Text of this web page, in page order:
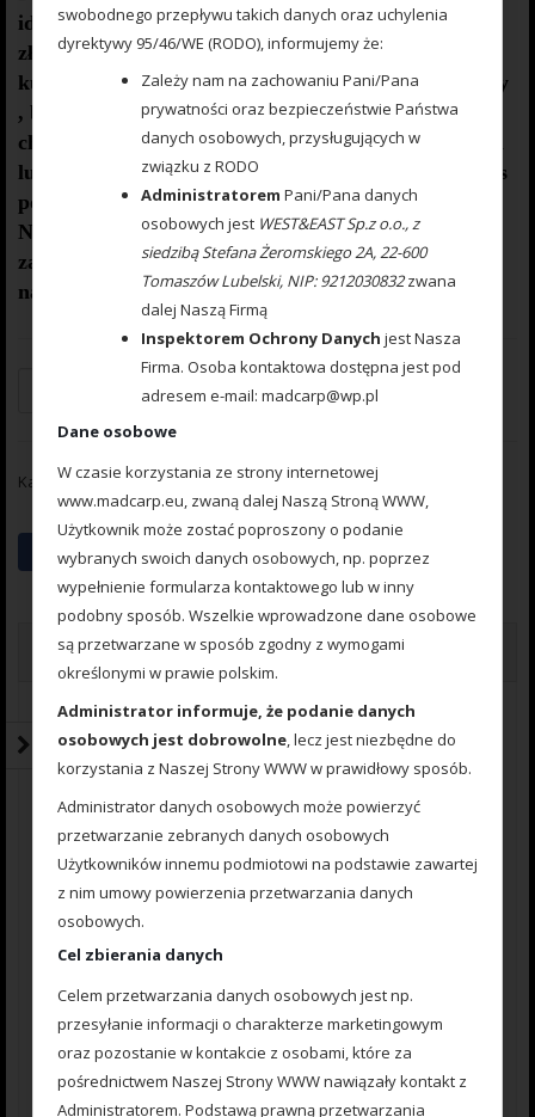
idealna do wszystkich metod gruntowych. Do
złudzenia przypominająca naturalne ziarno
kukurydzy. Idealnie wchłania i długo utrzymuje dipy
, boostery , itp. . Przydatna wszędzie tam gdzie
chcemy by nasza przynęta nie zniknęła w roślinności
lub mule. Ponadto w celu ułatwienia zaczepu na włos
posiada mikro otwór i wgłębienie dla stoperka .
Najlepsze efekty daje gdy się ją zadipuje i
zaprezentuje na haczyku razem z innymi , również
naturalnymi przynętami. 10 sztuk w opakowaniu.
Dodaj do koszyka
Kategorie:Kukurydza pływająca, Sztuczne przynęty
Opinie (0)
Opinie
Na razie nie ma opinii o produkcie.
Napisz pierwszą opinię o „Sztuczna
Kukurydza Pływająca Orange FLUO.”
Your Review*
swobodnego przepływu takich danych oraz uchylenia
dyrektywy 95/46/WE (RODO), informujemy że:
Zależy nam na zachowaniu Pani/Pana
prywatności oraz bezpieczeństwie Państwa
danych osobowych, przysługujących w
związku z RODO
Administratorem Pani/Pana danych
osobowych jest WEST&EAST Sp.z o.o., z
siedzibą Stefana Żeromskiego 2A, 22-600
Tomaszów Lubelski, NIP: 9212030832zwana
dalej Naszą Firmą
Inspektorem Ochrony Danych jest Nasza
Firma. Osoba kontaktowa dostępna jest pod
adresem e-mail: madcarp@wp.pl
Dane osobowe
W czasie korzystania ze strony internetowej
www.madcarp.eu, zwaną dalej Naszą Stroną WWW,
Użytkownik może zostać poproszony o podanie
wybranych swoich danych osobowych, np. poprzez
wypełnienie formularza kontaktowego lub w inny
podobny sposób. Wszelkie wprowadzone dane osobowe
są przetwarzane w sposób zgodny z wymogami
określonymi w prawie polskim.
Administrator informuje, że podanie danych
osobowych jest dobrowolne, lecz jest niezbędne do
korzystania z Naszej Strony WWW w prawidłowy sposób.
Administrator danych osobowych może powierzyć
przetwarzanie zebranych danych osobowych
Użytkowników innemu podmiotowi na podstawie zawartej
z nim umowy powierzenia przetwarzania danych
osobowych.
Cel zbierania danych
Celem przetwarzania danych osobowych jest np.
przesyłanie informacji o charakterze marketingowym
oraz pozostanie w kontakcie z osobami, które za
pośrednictwem Naszej Strony WWW nawiązały kontakt z
Administratorem. Podstawą prawną przetwarzania